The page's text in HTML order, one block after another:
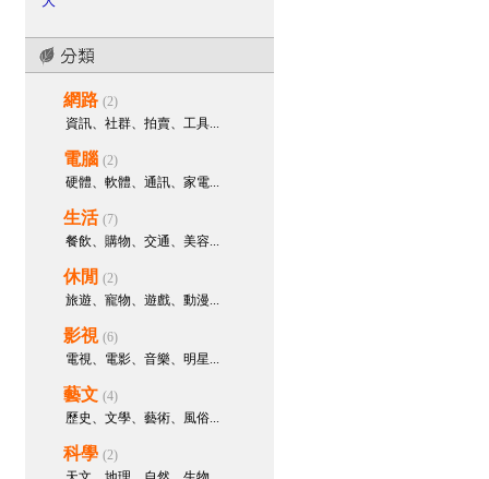
護腺癌新式診斷方式 可提高準確度
bopis28495參與回應：破解
「一夜多次」後的虛脫疲憊感！教
你如何透過精準營養與充血復原，
bopis28495
坐上班，下半身血液大塞車？解鎖
深蹲與血管營養，打造海綿體充血
的高速公路！
bopis28495
善早洩方式降級敏感度，讓愛愛抬
起頭
bopis28495
遇到讓你抬不起頭的症頭嗎
necijal168
威而鋼Kamagra助勃起增硬
necijal168
威而鋼Kamagra助勃起增硬
網路 (2)
資訊、社群、拍賣、工具...
電腦 (2)
硬體、軟體、通訊、家電...
生活 (7)
餐飲、購物、交通、美容...
休閒 (2)
旅遊、寵物、遊戲、動漫...
影視 (6)
電視、電影、音樂、明星...
藝文 (4)
歷史、文學、藝術、風俗...
科學 (2)